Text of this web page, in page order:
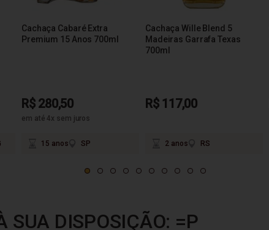
Cachaça Cabaré Extra
Premium 15 Anos 700ml
R$ 280,50
em até 4x sem juros
15 anos SP
Cachaça Wille Blend 5
Madeiras Garrafa Texas
700ml
R$ 117,00
2 anos RS
SUA DISPOSIÇÃO: =P